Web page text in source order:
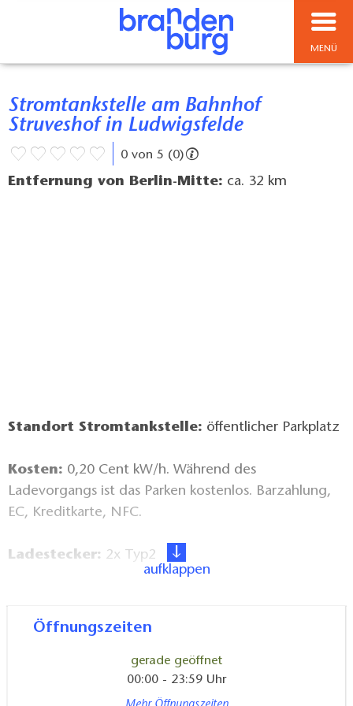
MENÜ
Stromtankstelle am Bahnhof
Struveshof in Ludwigsfelde
0 von 5 (0)
Entfernung von Berlin-Mitte: ca. 32 km
Standort Stromtankstelle: öffentlicher Parkplatz
Kosten: 0,20 Cent kW/h. Während des
Ladevorgangs ist das Parken kostenlos. Barzahlung,
EC, Kreditkarte, NFC.
Ladestecker: 2x Typ2
ausgewiesen:
24/7
aufklappen
Öffnungszeiten
gerade geöffnet
00:00 - 23:59 Uhr